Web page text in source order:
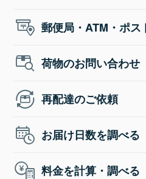
郵便局・ATM・ポス
荷物のお問い合わせ
再配達のご依頼
お届け日数を調べる
料金を計算・調べる